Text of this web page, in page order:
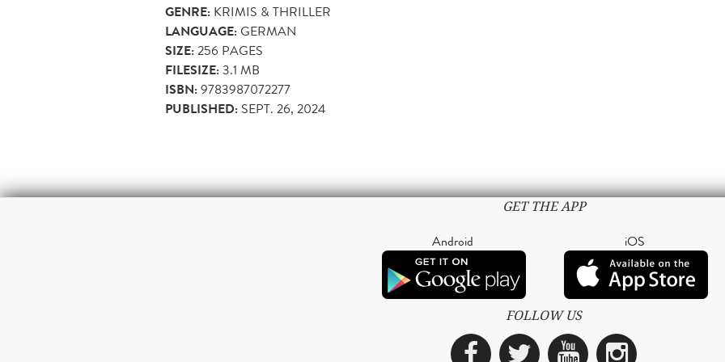
GENRE: KRIMIS & THRILLER
LANGUAGE:GERMAN
SIZE:256 PAGES
FILESIZE:3.1 MB
ISBN:9783987072277
PUBLISHED: SEPT. 26, 2024
GET THE APP
Android iOS
FOLLOW US
Facebook
TwitterYouTube